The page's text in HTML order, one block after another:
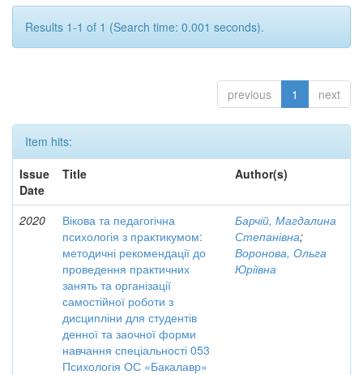
Results 1-1 of 1 (Search time: 0.001 seconds).
previous 1 next
Item hits:
Issue
Date
Title Author(s)
2020
Вікова та педагогічна
психологія з практикумом:
методичні рекомендації до
проведення практичних
занять та організації
самостійної роботи з
дисципліни для студентів
денної та заочної форми
навчання спеціальності 053
Психологія ОС «Бакалавр»
Барчій, Магдалина
Степанівна;
Воронова, Ольга
Юріївна